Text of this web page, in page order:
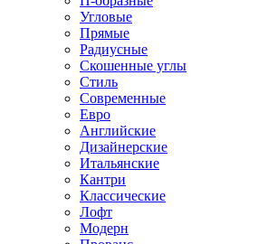
Угловые
Прямые
Радиусные
Скошенные углы
Стиль
Современные
Евро
Английские
Дизайнерские
Итальянские
Кантри
Классические
Лофт
Модерн